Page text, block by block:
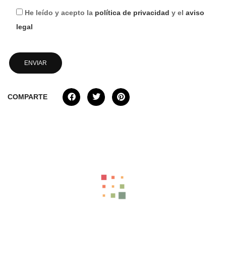
He leído y acepto la política de privacidad y el aviso
legal
COMPARTE